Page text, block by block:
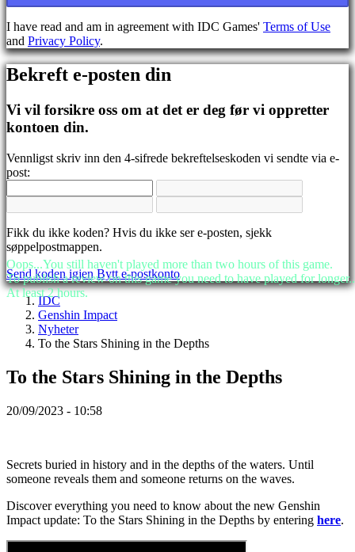
BS
CS
DA
DE
EL
EN
FI
FR
HR
JA
KO
PT
RO
RU
SR
SV
Spillet
Spill
Arrangementer
i
spillet
Nyheter
Media
Guide
I have read and am in agreement with IDC Games' Terms of Use
and Privacy Policy.
Bekreft e-posten din
Vi vil forsikre oss om at det er deg før vi oppretter
kontoen din.
Vennligst skriv inn den 4-sifrede bekreftelseskoden vi sendte via e-
post:
Fikk du ikke koden? Hvis du ikke ser e-posten, sjekk
søppelpostmappen.
Send koden igjen Bytt e-postkonto
IDC
Genshin Impact
Nyheter
To the Stars Shining in the Depths
To the Stars Shining in the Depths
20/09/2023 - 10:58
Secrets buried in history and in the depths of the waters. Until
someone reveals them and someone returns on the waves.
Discover everything you need to know about the new Genshin
Impact update: To the Stars Shining in the Depths by entering here.
Oops...You still haven't played more than two hours of this game.
To publish a review on this game you need to have played for
At least 2 hours.